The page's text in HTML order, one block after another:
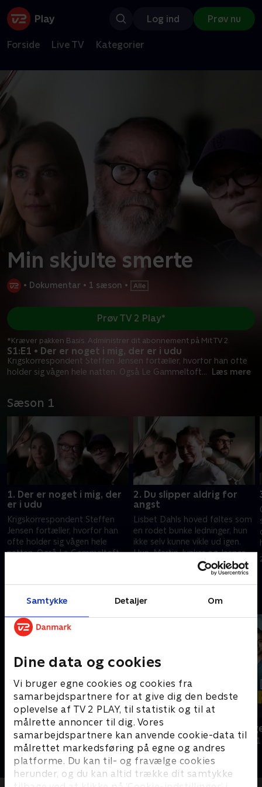
Samtykke Detaljer Om
Dine data og cookies
Vi bruger egne cookies og cookies fra
samarbejdspartnere for at give dig den bedste
oplevelse af TV 2 PLAY, til statistik og til at
målrette annoncer til dig. Vores
samarbejdspartnere kan anvende cookie-data til
målrettet markedsføring på egne og andres
platforme. Du kan til- og fravælge cookies
herunder, og du kan altid trække dit samtykke
Log ind Prøv nu
Forside Live TV Kategorier
Min skjulte smerte
• Dokumentar • 1 sæson •
S1:E1 • Der er noget i mig, der er i udu
Krigskorrespondent Steffen Jensen fortæller, hvorfor han ofte
holder sig vågen hele natten. Også Le Gammeltoft... Læs mere
Prøv TV 2 Play*
*Kræver pakken Basis. Administrer dit abonnement på Mit TV 2.
Sæson 1
1. Der er noget i mig, der
er i udu
Krigskorrespondent Steffen
Jensen fortæller, hvorfor han
ofte holder sig vågen hele
natten. Også Le Gammeltoft
2. Du slipper aldrig for
angst
Lisbet Dahls hoved føltes som
en rodet bunke ledninger, hun
ikke selv kunne vikle ud igen.
Hun, Martin Junker og Jesper
Krabbe fortæller åbent om
29. september 2022 • 27 min
Andre så også
Gud er din læge
Dokumentar • 1 sæsoner
De unge
Dokumentar •